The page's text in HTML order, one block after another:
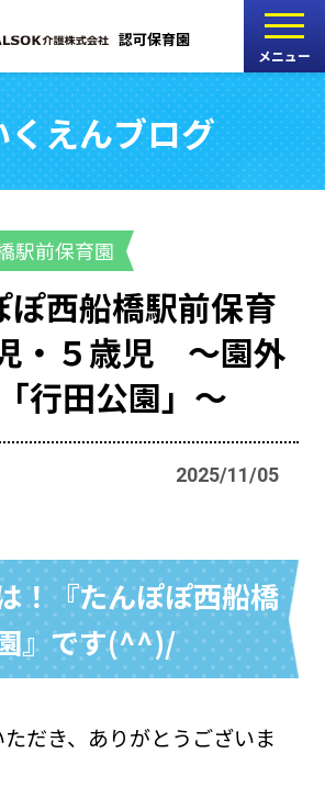
認可保育園
メニュー
園
園
お問い合わせ
くえんブログ
駅前保育園
ぽ西船橋駅前保育
・５歳児 ～園外
行田公園」～
2025/11/05
！『たんぽぽ西船橋
』です(^^)/
だき、ありがとうございま